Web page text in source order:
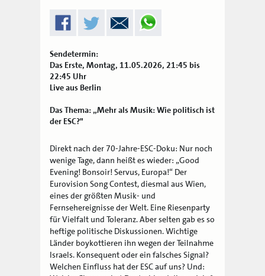
Sendetermin:
Das Erste, Montag, 11.05.2026, 21:45 bis
22:45 Uhr
Live aus Berlin
Das Thema: „Mehr als Musik: Wie politisch ist
der ESC?"
Direkt nach der 70-Jahre-ESC-Doku: Nur noch
wenige Tage, dann heißt es wieder: „Good
Evening! Bonsoir! Servus, Europa!“ Der
Eurovision Song Contest, diesmal aus Wien,
eines der größten Musik- und
Fernsehereignisse der Welt. Eine Riesenparty
für Vielfalt und Toleranz. Aber selten gab es so
heftige politische Diskussionen. Wichtige
Länder boykottieren ihn wegen der Teilnahme
Israels. Konsequent oder ein falsches Signal?
Welchen Einfluss hat der ESC auf uns? Und: